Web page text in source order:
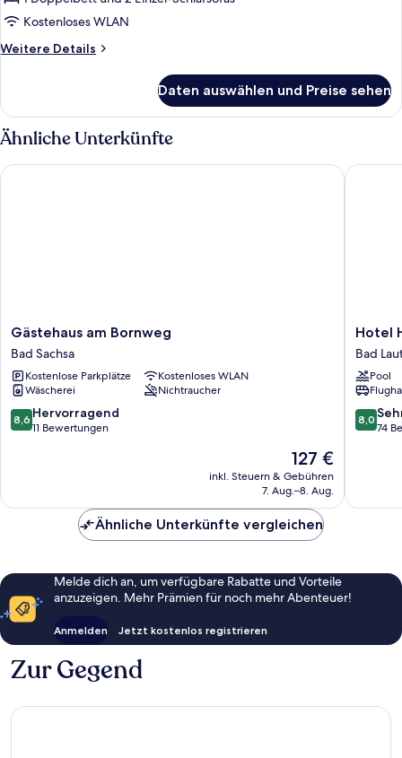
(inkl.
Reinigungsgebühr
anzeigen
Kostenloses WLAN
Weitere Details
Weitere
(inkl.
Reinigungsgebühr
10
EUR)
Daten auswählen und Preise sehen
Ähnliche Unterkünfte
Gästehaus
am
Bornweg
Bad
Sachsa
Gästehaus am Bornweg
Bad Sachsa
Kostenlose Parkplätze
Kostenloses WLAN
Wäscherei
Nichtraucher
8.6
von
8,6 Hervorragend
11 Bewertungen
Der
Preis
beträgt
127 €
inkl. Steuern & Gebühren
7. Aug.–8. Aug.
Gästehaus am Bornweg
Hotel
Bad
Hotel
Bad
Pool
8.0
von
8,0
74
Hotel
Ähnliche Unterkünfte vergleichen
Melde dich an, um verfügbare Rabatte und Vorteile
anzuzeigen. Mehr Prämien für noch mehr Abenteuer!
Anmelden Jetzt kostenlos registrieren
Zur Gegend